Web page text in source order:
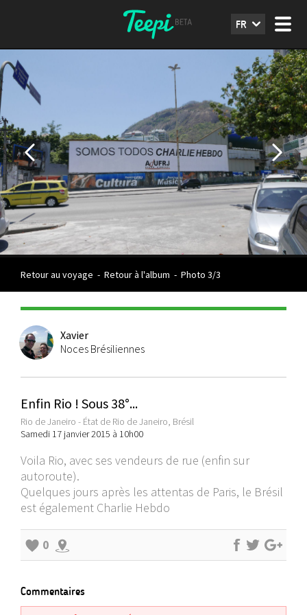
FR
Retour au voyage - Retour à l'album - Photo 3/3
Xavier
Noces Brésiliennes
Enfin Rio ! Sous 38°...
Rio de Janeiro - État de Rio de Janeiro, Brésil
Samedi 17 janvier 2015 à 10h00
Voila Rio, avec ses vendeurs de rue (enfin sur
autoroute).
Quelques jours après les attentas de Paris, le Brésil
est également Charlie Hebdo
0
Commentaires